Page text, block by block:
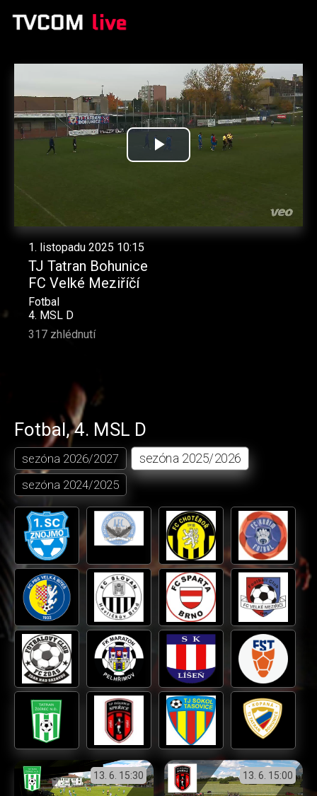
Přehrát
1. listopadu 2025 10:15
TJ Tatran Bohunice
FC Velké Meziříčí
Fotbal
4. MSL D
317 zhlédnutí
Fotbal,4. MSL D
sezóna 2026/2027 sezóna 2025/2026
sezóna 2024/2025
13. 6. 15:30 13. 6. 15:00